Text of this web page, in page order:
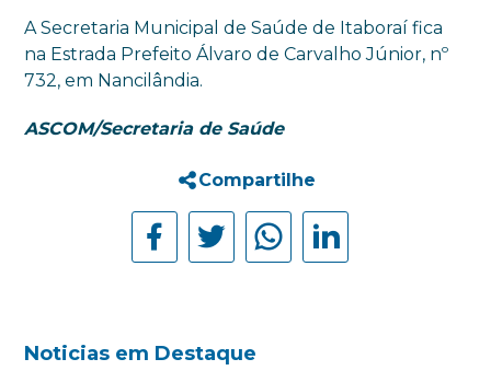
A Secretaria Municipal de Saúde de Itaboraí fica
na Estrada Prefeito Álvaro de Carvalho Júnior, nº
732, em Nancilândia.
ASCOM/Secretaria de Saúde
Compartilhe
Noticias em Destaque